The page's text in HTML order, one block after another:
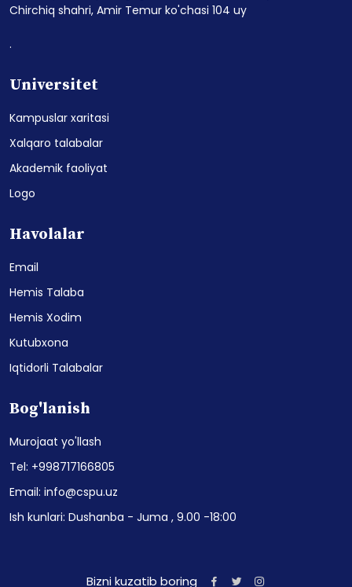
Chirchiq shahri, Amir Temur ko'chasi 104 uy
.
Universitet
Kampuslar xaritasi
Xalqaro talabalar
Akademik faoliyat
Logo
Havolalar
Email
Hemis Talaba
Hemis Xodim
Kutubxona
Iqtidorli Talabalar
Bog'lanish
Murojaat yo'llash
Tel: +998717166805
Email: info@cspu.uz
Ish kunlari: Dushanba - Juma , 9.00 -18:00
Bizni kuzatib boring